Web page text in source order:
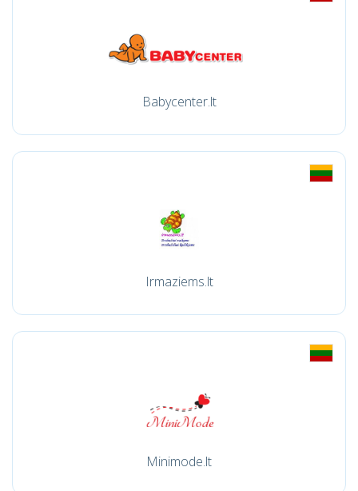
Babycenter.lt
Irmaziems.lt
Minimode.lt